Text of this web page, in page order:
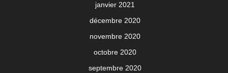
janvier 2021
décembre 2020
novembre 2020
octobre 2020
septembre 2020